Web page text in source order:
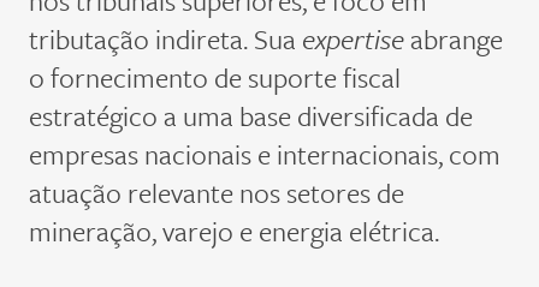
tributação indireta. Sua expertiseabrange
o fornecimento de suporte fiscal
estratégico a uma base diversificada de
empresas nacionais e internacionais, com
atuação relevante nos setores de
mineração, varejo e energia elétrica.